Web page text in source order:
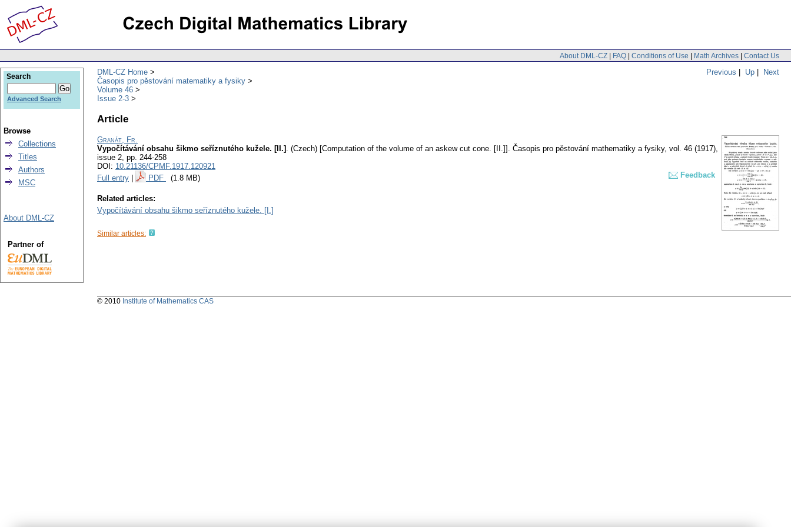
About DML-CZ | FAQ | Conditions of Use | Math Archives | Contact Us
Previous | Up | Next
DML-CZ Home
Časopis pro pěstování matematiky a fysiky
Volume 46
Issue 2-3
Article
Granát, Fr.
Vypočítávání obsahu šikmo seříznutého kužele. [II.] . (Czech) [Computation of the volume of an askew cut cone. [II.]]. Časopis pro pěstování mathematiky a fysiky, vol. 46 (1917),
issue 2, pp. 244-258
DOI: 10.21136/CPMF.1917.120921
Full entry
PDF (1.8 MB) Feedback
Related articles:
Vypočítávání obsahu šikmo seříznutého kužele. [I.]
Similar articles:
Search
Advanced Search
Browse
Collections
Titles
Authors
MSC
About DML-CZ
Partner of
© 2010 Institute of Mathematics CAS